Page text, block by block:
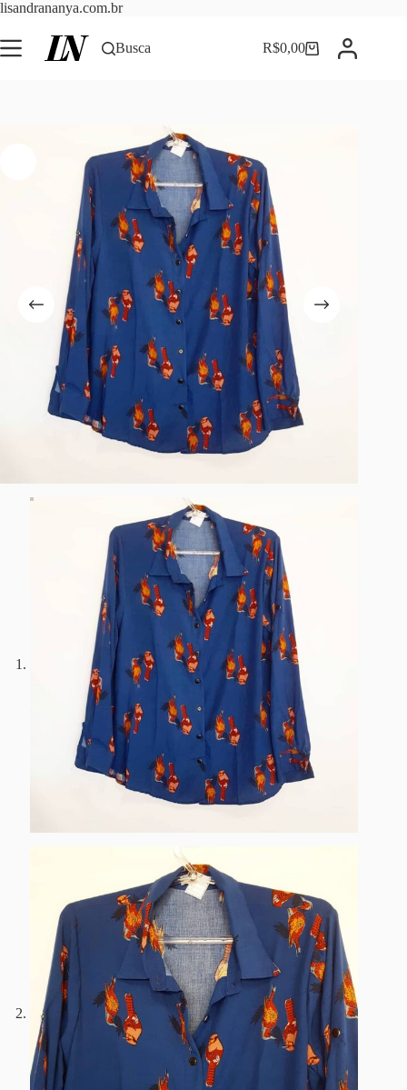
lisandrananya.com.brPular
o
conteúdo
Busca Carrinho
R$0,00